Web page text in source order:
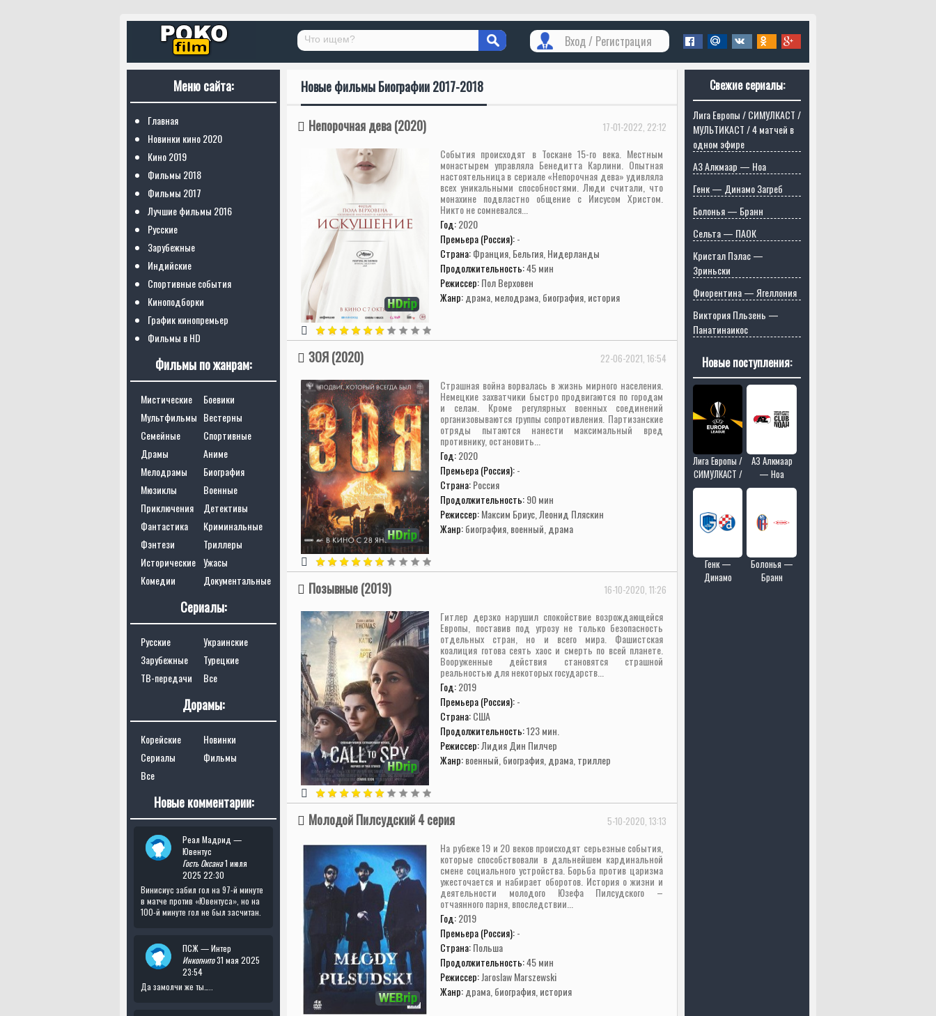
Вход / Регистрация
Меню сайта:
Главная
Новинки кино 2020
Кино 2019
Фильмы 2018
Фильмы 2017
Лучшие фильмы 2016
Русские
Зарубежные
Индийские
Спортивные события
Киноподборки
График кинопремьер
Фильмы в HD
Фильмы по жанрам:
Мистические
Боевики
Мультфильмы Вестерны
Семейные
Спортивные
Драмы
Аниме
Мелодрамы
Биография
Мюзиклы
Военные
Приключения
Детективы
Фантастика
Криминальные
Фэнтези
Триллеры
Исторические Ужасы
Комедии
Документальные
Сериалы:
Русские
Украинские
Зарубежные
Турецкие
ТВ-передачи
Все
Дорамы:
Корейские
Новинки
Сериалы
Фильмы
Все
Новые комментарии:
Реал Мадрид —
Ювентус
Гость Оксана1 июля
2025 22:30
Винисиус забил гол на 97-й минуте
в матче против «Ювентуса», но на
100-й минуте гол не был засчитан.
ПСЖ — Интер
Инкогнито31 мая 2025
23:54
Да замолчи же ты…..
Новые фильмы Биографии 2017-2018
Непорочная дева (2020) 17-01-2022, 22:12
События происходят в Тоскане 15-го века. Местным
монастырем управляла Бенедитта Карлини. Опытная
настоятельница в сериале «Непорочная дева» удивляла
всех уникальными способностями. Люди считали, что
монахине подвластно общение с Иисусом Христом.
Никто не сомневался...
Год:2020
Премьера (Россия):-
Страна:Франция, Бельгия, Нидерланды
Продолжительность:45 мин
Режиссер:Пол Верховен
Жанр:драма, мелодрама, биография, история
ЗОЯ (2020) 22-06-2021, 16:54
Страшная война ворвалась в жизнь мирного населения.
Немецкие захватчики быстро продвигаются по городам
и селам. Кроме регулярных военных соединений
организовываются группы сопротивления. Партизанские
отряды пытаются нанести максимальный вред
противнику, остановить...
Год:2020
Премьера (Россия):-
Страна:Россия
Продолжительность:90 мин
Режиссер:Максим Бриус, Леонид Пляскин
Жанр:биография, военный, драма
Позывные (2019) 16-10-2020, 11:26
Гитлер дерзко нарушил спокойствие возрождающейся
Европы, поставив под угрозу не только безопасность
отдельных стран, но и всего мира. Фашистская
коалиция готова сеять хаос и смерть по всей планете.
Вооруженные действия становятся страшной
реальностью для некоторых государств...
Год:2019
Премьера (Россия):-
Страна:США
Продолжительность:123 мин.
Режиссер:Лидия Дин Пилчер
Жанр:военный, биография, драма, триллер
Молодой Пилсудский 4 серия 5-10-2020, 13:13
На рубеже 19 и 20 веков происходят серьезные события,
которые способствовали в дальнейшем кардинальной
смене социального устройства. Борьба против царизма
ужесточается и набирает оборотов. История о жизни и
деятельности молодого Юзефа Пилсудского –
отчаянного парня, впоследствии...
Год:2019
Премьера (Россия):-
Страна:Польша
Продолжительность:45 мин
Режиссер:Jaroslaw Marszewski
Жанр:драма, биография, история
Свежие сериалы:
Лига Европы / СИМУЛКАСТ /
МУЛЬТИКАСТ / 4 матчей в
одном эфире
АЗ Алкмаар — Ноа
Генк — Динамо Загреб
Болонья — Бранн
Сельта — ПАОК
Кристал Пэлас —
Зриньски
Фиорентина — Ягеллония
Виктория Пльзень —
Панатинаикос
Новые поступления:
Лига Европы /
СИМУЛКАСТ /
МУЛЬТИКАСТ
одном эфире
АЗ Алкмаар
— Ноа
Генк —
Динамо
Болонья —
Бранн